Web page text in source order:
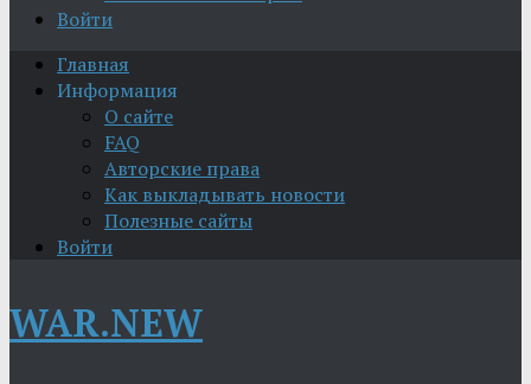
Войти
Главная
Информация
О сайте
FAQ
Авторские права
Как выкладывать новости
Полезные сайты
Войти
WAR.NEW